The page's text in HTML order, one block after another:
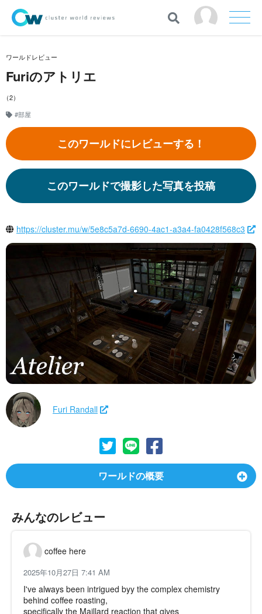
ワールドレビュー
Furiのアトリエ
（2）
#部屋
このワールドにレビューする！
このワールドで撮影した写真を投稿
https://cluster.mu/w/5e8c5a7d-6690-4ac1-a3a4-fa0428f568c3
Furi Randall
ワールドの概要
みんなのレビュー
coffee here
2025年10月27日 7:41 AM
I've always been intrigued byy the complex chemistry
behind coffee roasting,
specifically the Maillard reaction that gives